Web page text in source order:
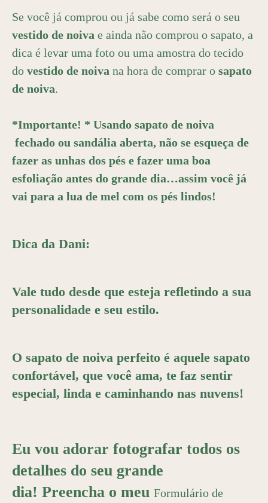
Se você já comprou ou já sabe como será o seu
vestido de noiva e ainda não comprou o sapato, a
dica é levar uma foto ou uma amostra do tecido
do vestido de noiva na hora de comprar o sapato
de noiva.
*Importante! * Usando sapato de noiva
fechado ou sandália aberta, não se esqueça de
fazer as unhas dos pés e fazer uma boa
esfoliação antes do grande dia…assim você já
vai para a lua de mel com os pés lindos!
Dica da Dani:
Vale tudo desde que esteja refletindo a sua
personalidade e seu estilo.
O sapato de noiva perfeito é aquele sapato
confortável, que você ama, te faz sentir
especial, linda e caminhando nas nuvens!
Eu vou adorar fotografar todos os
detalhes do seu grande
dia! Preencha o meu Formulário de